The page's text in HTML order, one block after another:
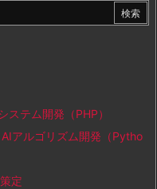
ステム開発（PHP）
アルゴリズム開発（Pytho
定